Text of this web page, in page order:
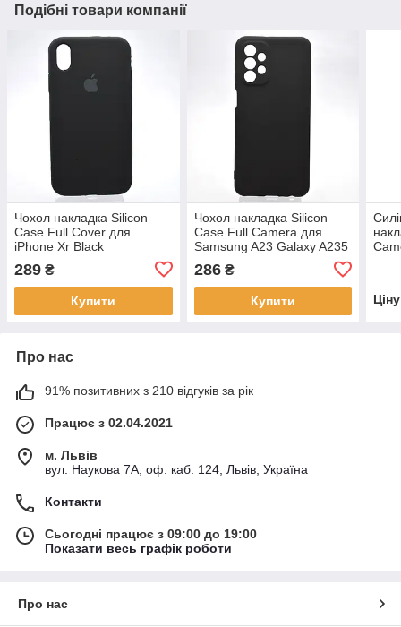
Подібні товари компанії
Чохол накладка Silicon
Case Full Cover для
iPhone Xr Black
289 ₴
Купити
Чохол накладка Silicon
Case Full Camera для
Samsung A23 Galaxy A235
286₴
Купити
Про нас
91% позитивних з 210 відгуків за рік
Працює з 02.04.2021
м. Львів
вул. Наукова 7А, оф. каб. 124, Львів, Україна
Контакти
Сьогодні працює з 09:00 до 19:00
Показати весь графік роботи
Про нас